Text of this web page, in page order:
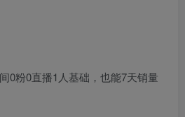
0粉0直播1人基础，也能7天销量